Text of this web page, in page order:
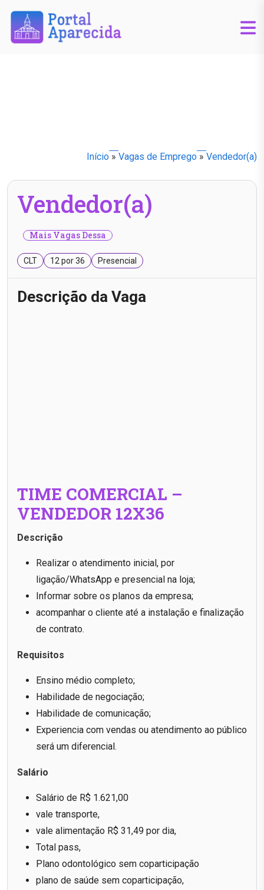
Início » Vagas de Emprego » Vendedor(a)
Vendedor(a)
Mais Vagas Dessa
CLT 12 por 36 Presencial
Descrição da Vaga
TIME COMERCIAL –
VENDEDOR 12X36
Descrição
Realizar o atendimento inicial, por
ligação/WhatsApp e presencial na loja;
Informar sobre os planos da empresa;
acompanhar o cliente até a instalação e finalização
de contrato.
Requisitos
Ensino médio completo;
Habilidade de negociação;
Habilidade de comunicação;
Experiencia com vendas ou atendimento ao público
será um diferencial.
Salário
Salário de R$ 1.621,00
vale transporte,
vale alimentação R$ 31,49 por dia,
Total pass,
Plano odontológico sem coparticipação
plano de saúde sem coparticipação,